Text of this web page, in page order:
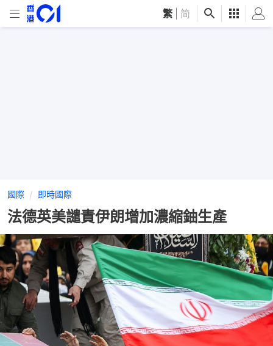
繁 简
國際 即時國際
法德英美譴責伊朗增加濃縮鈾生產